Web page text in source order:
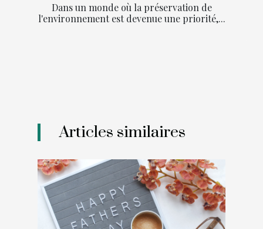
Dans un monde où la préservation de
l'environnement est devenue une priorité,...
Articles similaires